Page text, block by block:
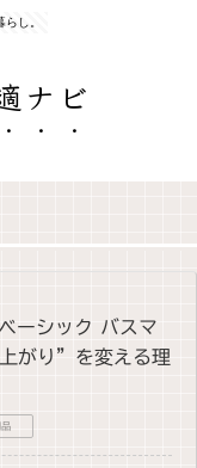
し。
ナビ
ーシック バスマ
がり”を変える理
品